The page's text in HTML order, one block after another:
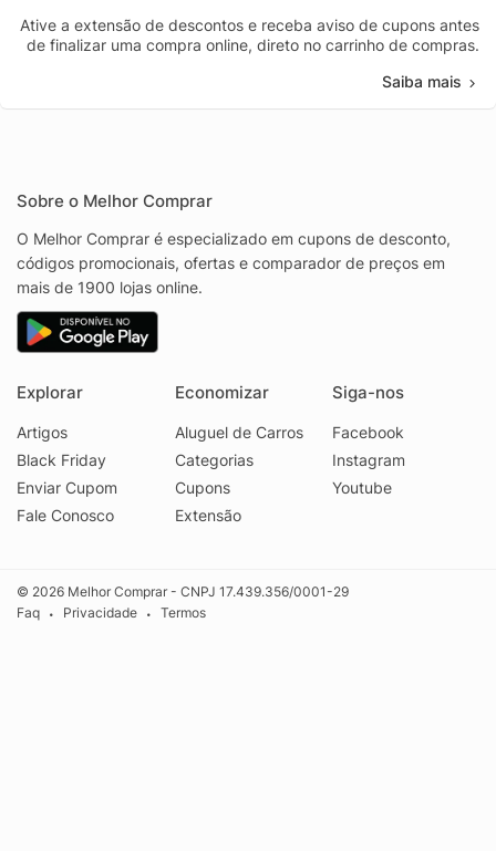
Ative a extensão de descontos e receba aviso de cupons antes
de finalizar uma compra online, direto no carrinho de compras.
Saiba mais
Sobre o Melhor Comprar
O Melhor Comprar é especializado em cupons de desconto,
códigos promocionais, ofertas e comparador de preços em
mais de 1900 lojas online.
Explorar
Artigos
Black Friday
Enviar Cupom
Fale Conosco
Economizar
Aluguel de Carros
Categorias
Cupons
Extensão
Siga-nos
Facebook
Instagram
Youtube
© 2026 Melhor Comprar - CNPJ 17.439.356/0001-29
Faq
• Privacidade • Termos